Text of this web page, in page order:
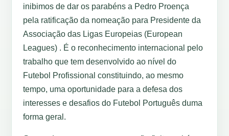
inibimos de dar os parabéns a Pedro Proença
pela ratificação da nomeação para Presidente da
Associação das Ligas Europeias (European
Leagues) . É o reconhecimento internacional pelo
trabalho que tem desenvolvido ao nível do
Futebol Profissional constituindo, ao mesmo
tempo, uma oportunidade para a defesa dos
interesses e desafios do Futebol Português duma
forma geral.